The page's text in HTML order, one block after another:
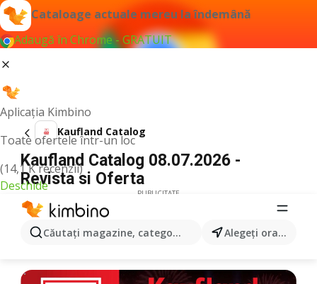
Cataloage actuale mereu la îndemână
Adaugă în Chrome - GRATUIT
Aplicația Kimbino
Toate ofertele într-un loc
(14,1 K recenzii)
Deschide
Căutaţi magazine, categorii, produse... Alegeţi oraşul
Kaufland Catalog
Kaufland Catalog 08.07.2026 -
Revista si Oferta
PUBLICITATE